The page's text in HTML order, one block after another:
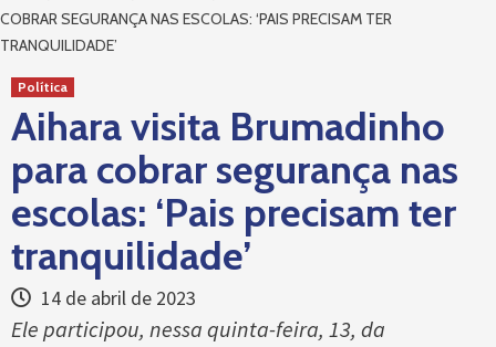
COBRAR SEGURANÇA NAS ESCOLAS: ‘PAIS PRECISAM TER
TRANQUILIDADE’
Política
Aihara visita Brumadinho
para cobrar segurança nas
escolas: ‘Pais precisam ter
tranquilidade’
14 de abril de 2023
Ele participou, nessa quinta-feira, 13, da